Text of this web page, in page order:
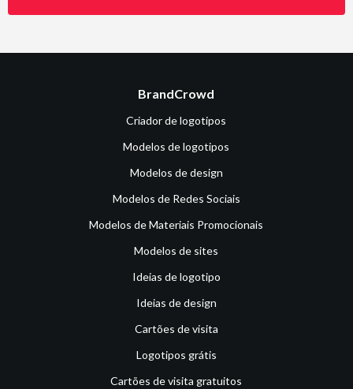
BrandCrowd
Criador de logotipos
Modelos de logotipos
Modelos de design
Modelos de Redes Sociais
Modelos de Materiais Promocionais
Modelos de sites
Ideias de logotipo
Ideias de design
Cartões de visita
Logotipos grátis
Cartões de visita gratuitos